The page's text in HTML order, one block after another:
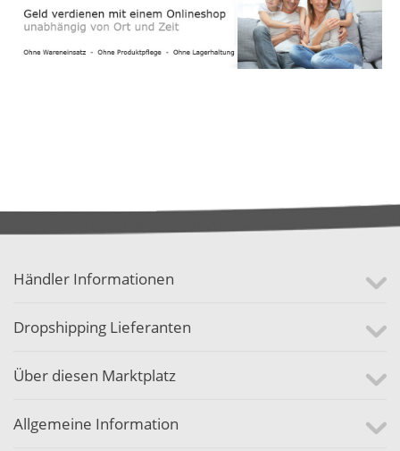
Händler Informationen
Dropshipping Lieferanten
Über diesen Marktplatz
Allgemeine Information